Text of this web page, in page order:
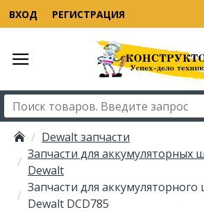
ВХОД РЕГИСТРАЦИЯ
Dewalt запчасти
Запчасти для аккумуляторных
Dewalt
Запчасти для
Dewalt DCD785